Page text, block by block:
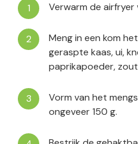
Verwarm de airfryer
Meng in een kom
geraspte kaas, ui,
paprikapoeder,
Vorm van het
ongeveer 150 g.